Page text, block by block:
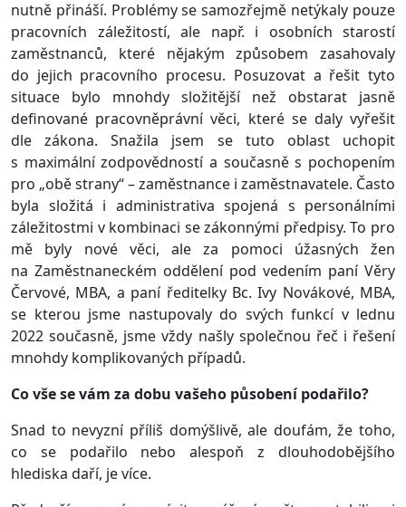
nutně přináší. Problémy se samozřejmě netýkaly pouze
pracovních záležitostí, ale např. i osobních starostí
zaměstnanců, které nějakým způsobem zasahovaly
do jejich pracovního procesu. Posuzovat a řešit tyto
situace bylo mnohdy složitější než obstarat jasně
definované pracovněprávní věci, které se daly vyřešit
dle zákona. Snažila jsem se tuto oblast uchopit
s maximální zodpovědností a současně s pochopením
pro „obě strany“ – zaměstnance i zaměstnavatele. Často
byla složitá i administrativa spojená s personálními
záležitostmi v kombinaci se zákonnými předpisy. To pro
mě byly nové věci, ale za pomoci úžasných žen
na Zaměstnaneckém oddělení pod vedením paní Věry
Červové, MBA, a paní ředitelky Bc. Ivy Novákové, MBA,
se kterou jsme nastupovaly do svých funkcí v lednu
2022 současně, jsme vždy našly společnou řeč i řešení
mnohdy komplikovaných případů.
Co vše se vám za dobu vašeho působení podařilo?
Snad to nevyzní příliš domýšlivě, ale doufám, že toho,
co se podařilo nebo alespoň z dlouhodobějšího
hlediska daří, je více.